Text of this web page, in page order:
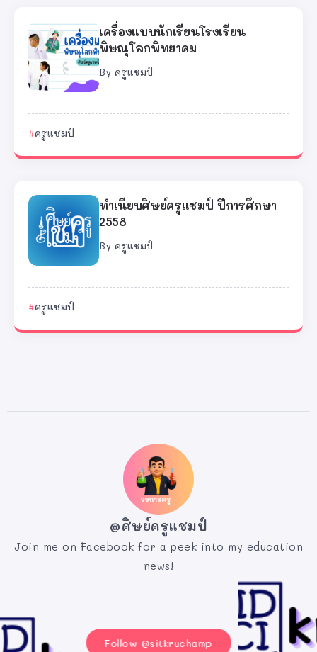
เครื่องแบบนักเรียนโรงเรียน
พิษณุโลกพิทยาคม
By ครูแชมป์
ครูแชมป์
ทำเนียบศิษย์ครูแชมป์ ปีการศึกษา
2558
By ครูแชมป์
ครูแชมป์
@ศิษย์ครูแชมป์
Join me on Facebook for a peek into my education
news!
Follow @sitkruchamp